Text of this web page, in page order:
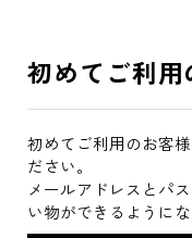
初めてご利
初めてご利用のお客
ださい。
メールアドレスとパ
い物ができるようにな